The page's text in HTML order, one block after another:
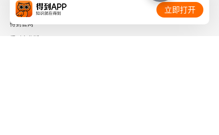
相关链接：
得到官网
立即打开